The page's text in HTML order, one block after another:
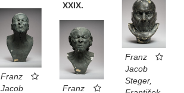
XXIX.
Franz
Jacob
Steger,
Franz
Jacob
Franz